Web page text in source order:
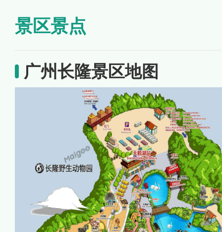
景区景点
广州长隆景区地图